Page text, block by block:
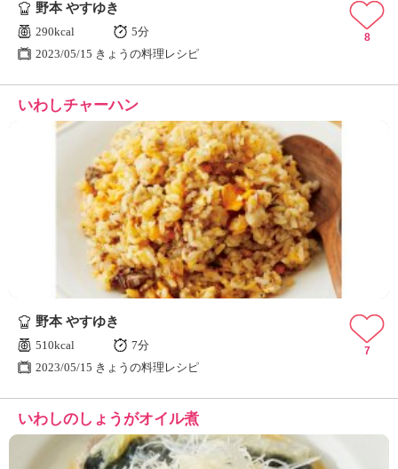
野本 やすゆき
290kcal
5分
2023/05/15 きょうの料理レシピ
8
いわしチャーハン
野本 やすゆき
510kcal
7分
2023/05/15 きょうの料理レシピ
7
いわしのしょうがオイル煮